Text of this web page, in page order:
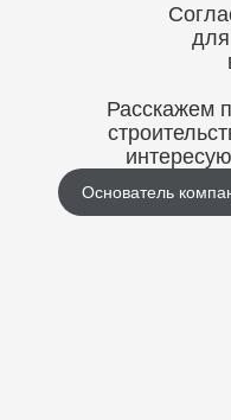
Расскажем
Основатель